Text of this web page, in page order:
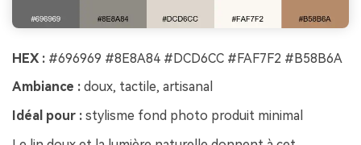
HEX : #696969 #8E8A84 #DCD6CC #FAF7F2 #B58B6A
Ambiance : doux, tactile, artisanal
Idéal pour : stylisme fond photo produit minimal